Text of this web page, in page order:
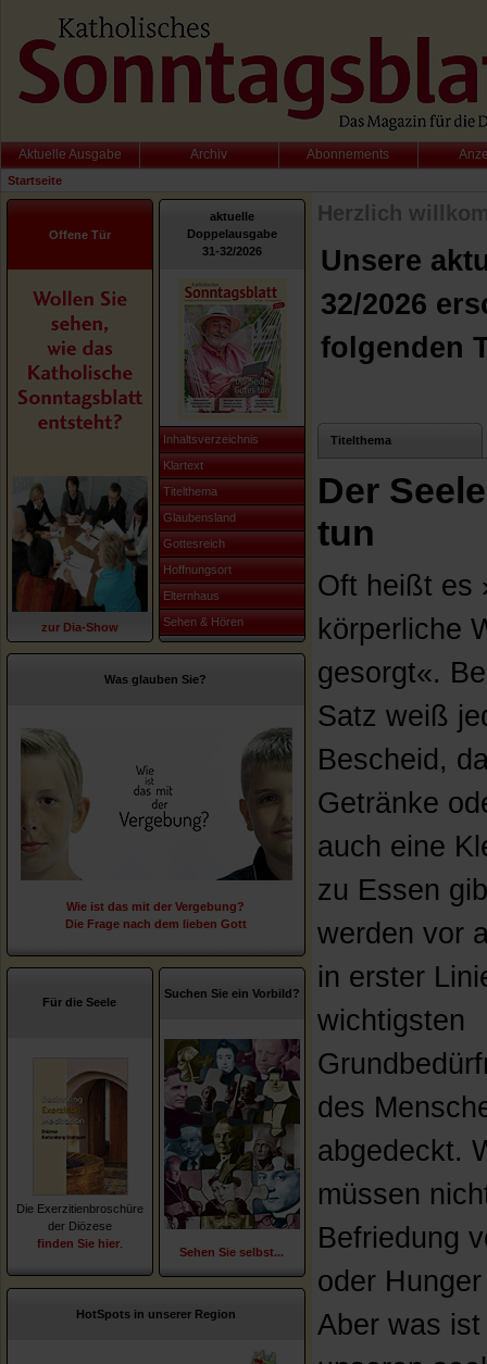
Aktuelle Ausgabe Archiv Abonnements
Startseite
Offene Tür
zur Dia-Show
aktuelle
Doppelausgabe
31-32/2026
Inhaltsverzeichnis
Klartext
Titelthema
Glaubensland
Gottesreich
Hoffnungsort
Elternhaus
Sehen & Hören
Was glauben Sie?
Wie ist das mit der Vergebung?
Die Frage nach dem lieben Gott
Für die Seele
Die Exerzitienbroschüre
der Diözese
finden Sie hier
Suchen Sie ein Vorbild?
Sehen Sie selbst...
HotSpots in unserer Region
Herzlich
Unsere
32/2026
folgenden
Titelthema
Der
tun
Oft heißt es
körperliche
gesorgt«.
Satz weiß
Bescheid,
Getränke
auch eine
zu Essen
werden vor
in erster
wichtigsten
des
abgedeckt.
müssen
Befriedung
oder
Aber was ist